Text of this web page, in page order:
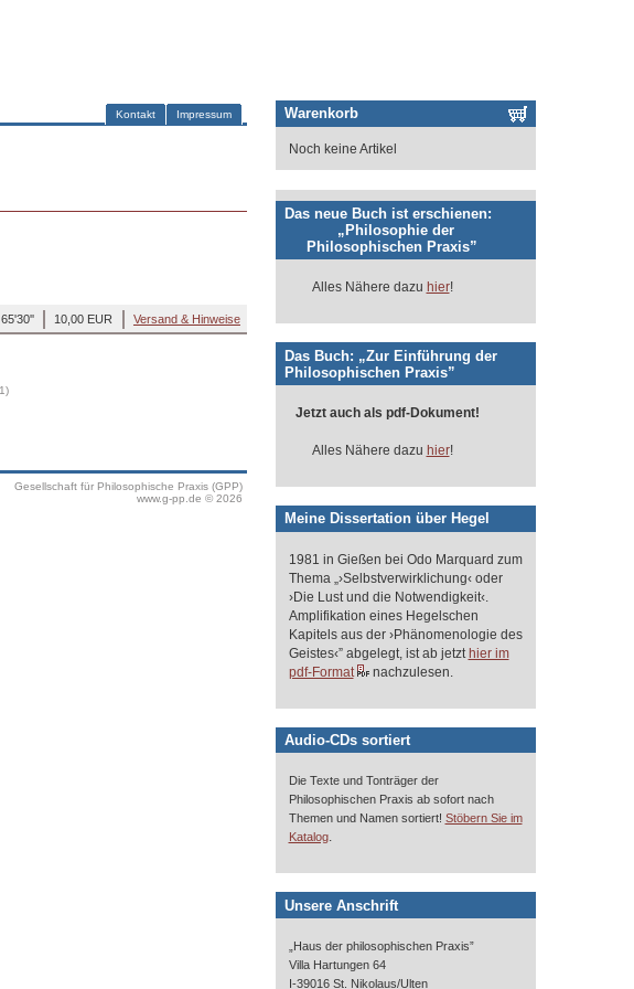
Impressum
Kontakt
Versand & Hinweise
10,00 EUR
Gesellschaft für Philosophische Praxis (GPP)
www.g-pp.de © 2026
Warenkorb
Noch keine Artikel
Das neue Buch ist erschienen:
„Philosophie der
Philosophischen Praxis”
Alles Nähere dazu hier!
Das Buch: „Zur Einführung der
Philosophischen Praxis”
Jetzt auch als pdf-Dokument!
Alles Nähere dazu hier!
Meine Dissertation über Hegel
1981 in Gießen bei Odo Marquard zum
Thema „›Selbstverwirklichung‹ oder
›Die Lust und die Notwendigkeit‹.
Amplifikation eines Hegelschen
Kapitels aus der ›Phänomenologie des
Geistes‹” abgelegt, ist ab jetzt hier im
pdf-Format
nachzulesen.
Audio-CDs sortiert
Die Texte und Tonträger der
Philosophischen Praxis ab sofort nach
Themen und Namen sortiert! Stöbern Sie im
Katalog.
Unsere Anschrift
„Haus der philosophischen Praxis”
Villa Hartungen 64
I-39016 St. Nikolaus/Ulten